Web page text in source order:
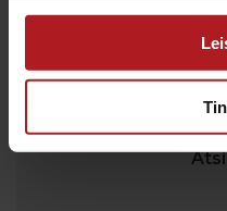
arba naudojant
VII: